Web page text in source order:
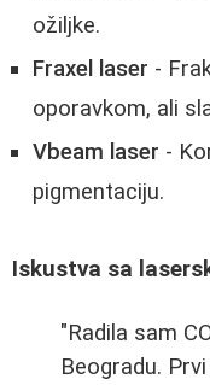
ožiljke.
Fraxel laser -
oporavkom, ali
Vbeam laser -
pigmentaciju.
Iskustva sa
"Radila sam
Beogradu.